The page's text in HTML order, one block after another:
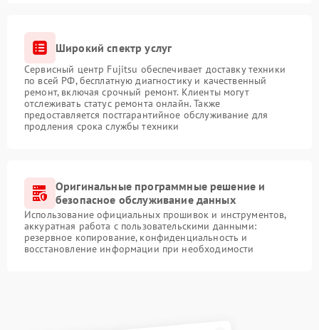
Широкий спектр услуг
Сервисный центр Fujitsu обеспечивает доставку техники
по всей РФ, бесплатную диагностику и качественный
ремонт, включая срочный ремонт. Клиенты могут
отслеживать статус ремонта онлайн. Также
предоставляется постгарантийное обслуживание для
продления срока службы техники
Оригинальные программные решение и
безопасное обслуживание данных
Использование официальных прошивок и инструментов,
аккуратная работа с пользовательскими данными:
резервное копирование, конфиденциальность и
восстановление информации при необходимости